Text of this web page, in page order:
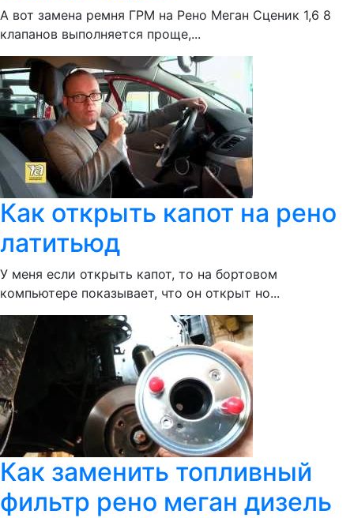
А вот замена ремня ГРМ на Рено Меган Сценик 1,6 8
клапанов выполняется проще,...
Как открыть капот на рено
латитьюд
У меня если открыть капот, то на бортовом
компьютере показывает, что он открыт но...
Как заменить топливный
фильтр рено меган дизель